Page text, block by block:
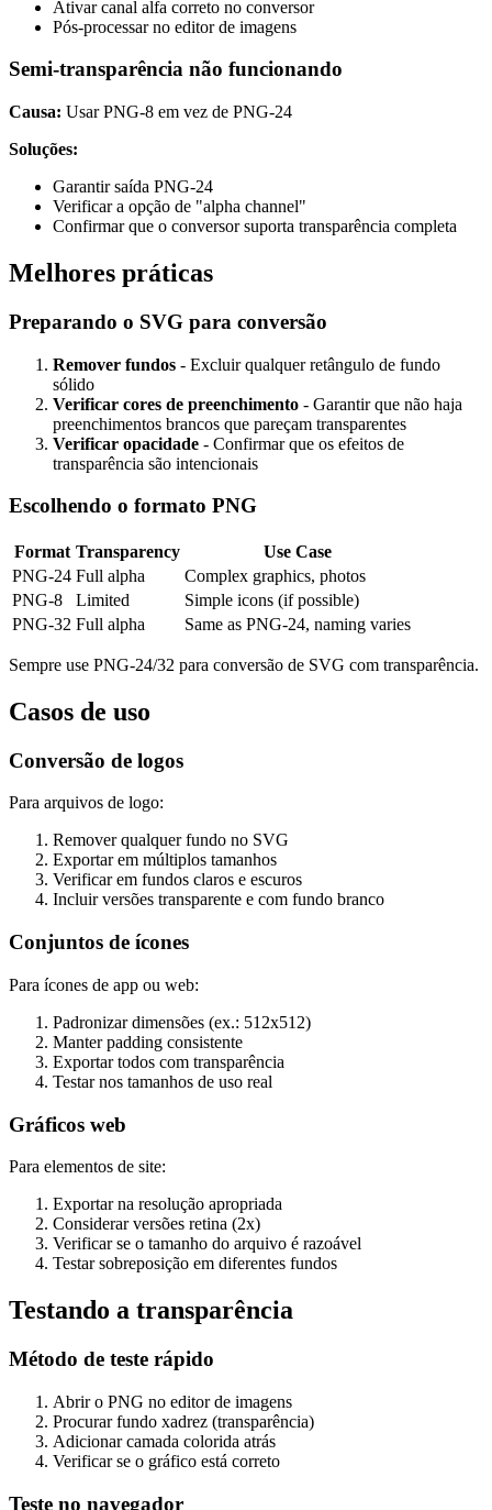
Ativar canal alfa correto no conversor
Pós-processar no editor de imagens
Semi-transparência não funcionando
Causa: Usar PNG-8 em vez de PNG-24
Soluções:
Garantir saída PNG-24
Verificar a opção de "alpha channel"
Confirmar que o conversor suporta transparência completa
Melhores práticas
Preparando o SVG para conversão
Remover fundos - Excluir qualquer retângulo de fundo
sólido
Verificar cores de preenchimento - Garantir que não haja
preenchimentos brancos que pareçam transparentes
Verificar opacidade - Confirmar que os efeitos de
transparência são intencionais
Escolhendo o formato PNG
Format Transparency
Use Case
PNG-24 Full alpha
Complex graphics, photos
PNG-8
Limited
Simple icons (if possible)
PNG-32 Full alpha Same as PNG-24, naming varies
Sempre use PNG-24/32 para conversão de SVG com transparência.
Casos de uso
Conversão de logos
Para arquivos de logo:
Remover qualquer fundo no SVG
Exportar em múltiplos tamanhos
Verificar em fundos claros e escuros
Incluir versões transparente e com fundo branco
Conjuntos de ícones
Para ícones de app ou web:
Padronizar dimensões (ex.: 512x512)
Manter padding consistente
Exportar todos com transparência
Testar nos tamanhos de uso real
Gráficos web
Para elementos de site:
Exportar na resolução apropriada
Considerar versões retina (2x)
Verificar se o tamanho do arquivo é razoável
Testar sobreposição em diferentes fundos
Testando a transparência
Método de teste rápido
Abrir o PNG no editor de imagens
Procurar fundo xadrez (transparência)
Adicionar camada colorida atrás
Verificar se o gráfico está correto
Teste no navegador